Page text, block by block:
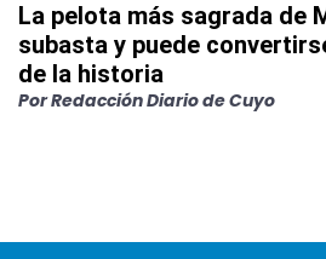
La pelota más sagrada de
subasta y puede
de la historia
PorRedacción Diario de Cuyo